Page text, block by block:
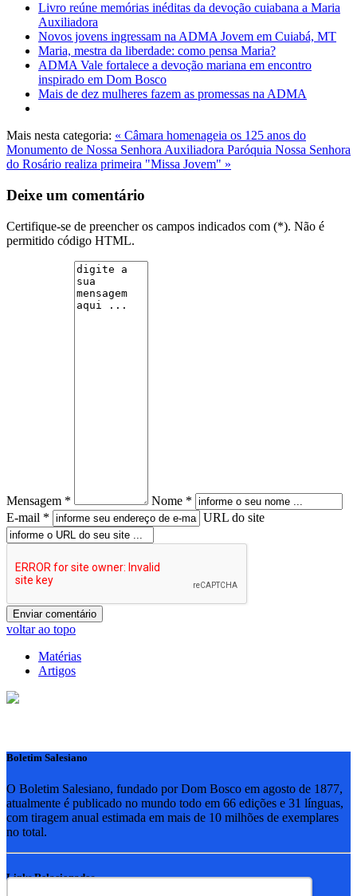
Livro reúne memórias inéditas da devoção cuiabana a Maria
Auxiliadora
Novos jovens ingressam na ADMA Jovem em Cuiabá, MT
Maria, mestra da liberdade: como pensa Maria?
ADMA Vale fortalece a devoção mariana em encontro
inspirado em Dom Bosco
Mais de dez mulheres fazem as promessas na ADMA
Mais nesta categoria: « Câmara homenageia os 125 anos do
Monumento de Nossa Senhora Auxiliadora Paróquia Nossa Senhora
do Rosário realiza primeira "Missa Jovem" »
Deixe um comentário
Certifique-se de preencher os campos indicados com (*). Não é
permitido código HTML.
Mensagem *
Nome *
E-mail *
URL do site
voltar ao topo
Matérias
Artigos
Boletim Salesiano
O Boletim Salesiano, fundado por Dom Bosco em agosto de 1877,
atualmente é publicado no mundo todo em 66 edições e 31 línguas,
com tiragem anual estimada em mais de 10 milhões de exemplares
no total.
Links Relacionados